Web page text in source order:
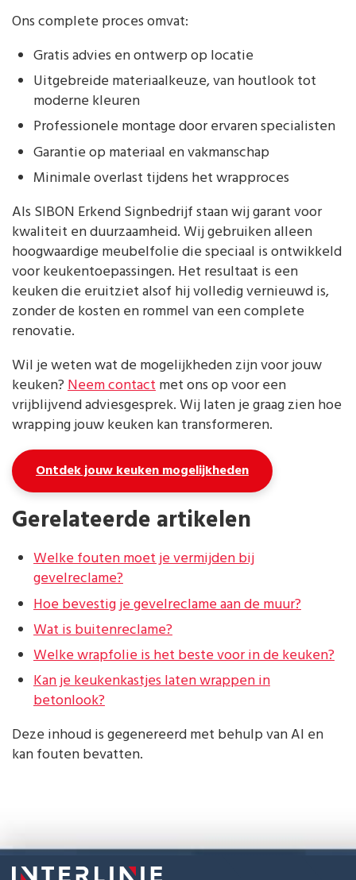
Ons complete proces omvat:
Gratis advies en ontwerp op locatie
Uitgebreide materiaalkeuze, van houtlook tot
moderne kleuren
Professionele montage door ervaren specialisten
Garantie op materiaal en vakmanschap
Minimale overlast tijdens het wrapproces
Als SIBON Erkend Signbedrijf staan wij garant voor
kwaliteit en duurzaamheid. Wij gebruiken alleen
hoogwaardige meubelfolie die speciaal is ontwikkeld
voor keukentoepassingen. Het resultaat is een
keuken die eruitziet alsof hij volledig vernieuwd is,
zonder de kosten en rommel van een complete
renovatie.
Wil je weten wat de mogelijkheden zijn voor jouw
keuken?Neem contactmet ons op voor een
vrijblijvend adviesgesprek. Wij laten je graag zien hoe
wrapping jouw keuken kan transformeren.
Ontdek jouw keuken mogelijkheden
Gerelateerde artikelen
Welke fouten moet je vermijden bij
gevelreclame?
Hoe bevestig je gevelreclame aan de muur?
Wat is buitenreclame?
Welke wrapfolie is het beste voor in de keuken?
Kan je keukenkastjes laten wrappen in
betonlook?
Deze inhoud is gegenereerd met behulp van AI en
kan fouten bevatten.